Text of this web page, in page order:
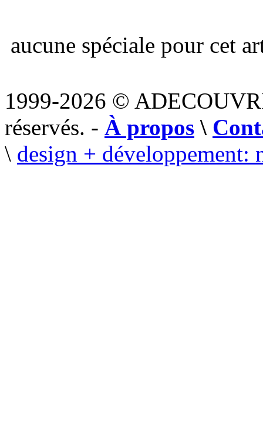
aucune spéciale pour cet
1999-2026 ©
réservés. - À propos \
\ design + développement: